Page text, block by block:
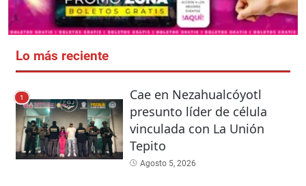
Lo más reciente
1
Cae en Nezahualcóyotl
presunto líder de célula
vinculada con La Unión
Tepito
Agosto 5, 2026